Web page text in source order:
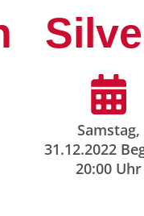
Samstag,
31.12.2022
20:00 Uhr